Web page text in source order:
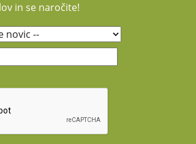
in se naročite!